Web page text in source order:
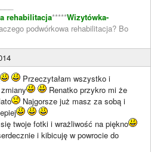
rehabilitacja*****Wizytówka-
podwórkowa rehabilitacja? Bo
Przeczytałam wszystko i
Renatko przykro mi że
Najgorsze już masz za sobą i
twoje fotki i wrażliwość na piękno
i kibicuję w powrocie do